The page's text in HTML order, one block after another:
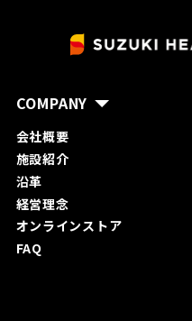
COMPANY
会社概要
施設紹介
沿革
経営理念
オンラインストア
FAQ